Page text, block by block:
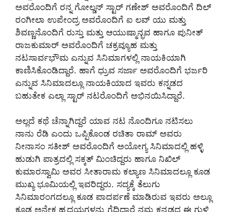
ಅವರೊಂದಿಗೆ ರನ್ನ ಗೋಲ್ಡನ್ ಸ್ಟಾರ್ ಗಣೇಶ್ ಅವರೊಂದಿಗೆ ದಿಲ್
ರಂಗೀಲಾ ಉಪೇಂದ್ರ ಅವರೊಂದಿಗೆ ಐ ಲವ್ ಯು ಮತ್ತು
ಶಿವಣ್ಣನೊಂದಿಗೆ ರುಸ್ತು ಮತ್ತು ಆಯುಷ್ಮಾನ್ಭವ ಹಾಗೂ ಪುನೀತ್
ರಾಜಕುಮಾರ್ ಅವರೊಂದಿಗೆ ಚಕ್ರವ್ಯೂಹ ಮತ್ತು
ನಟಸಾರ್ವಭೌಮ ಎನ್ನುವ ಸಿನಿಮಾಗಳಲ್ಲಿ ನಾಯಕಿಯಾಗಿ
ಕಾಣಿಸಿಕೊಂಡಿದ್ದಾರೆ. ಹಾಗೆ ಧ್ರುವ ಸರ್ಜಾ ಅವರೊಂದಿಗೆ ಭರ್ಜರಿ
ಎನ್ನುವ ಸಿನಿಮಾದಲ್ಲೂ ನಾಯಕಿಯಾದ ಇವರು ಕನ್ನಡದ
ಬಹುತೇಕ ಎಲ್ಲಾ ಸ್ಟಾರ್ ನಟರೊಂದಿಗೆ ಅಭಿನಯಿಸಿದ್ದಾರೆ.
ಅಲ್ಲದೆ ಕಥೆ ಚೆನ್ನಾಗಿದ್ದರೆ ಯಾವ ನಟ ನೊಂದಿಗೂ ನಟಿಸಲು
ನಾನು ರೆಡಿ ಎಂದು ಒಪ್ಪಿಕೊಂಡ ರಚಿತಾ ರಾಮ್ ಅವರು
ನೀನಾಸಂ ಸತೀಶ್ ಅವರೊಂದಿಗೆ ಅಯೋಗ್ಯ ಸಿನಿಮಾದಲ್ಲಿ ಹಳ್ಳಿ
ಹುಡುಗಿ ಪಾತ್ರದಲ್ಲಿ ಸಕ್ಕತ್ ಮಿಂಚಿದ್ದರು ಹಾಗೂ ನಿಖಿಲ್
ಕುಮಾರಸ್ವಾಮಿ ಅವರ ಸೀತಾರಾಮ ಕಲ್ಯಾಣ ಸಿನಿಮಾದಲ್ಲೂ ಕೂಡ
ಮುಖ್ಯ ಭೂಮಿಯಲ್ಲಿ ಇವರಿದ್ದರು. ಸದ್ಯಕ್ಕೆ ತೆಲುಗು
ಸಿನಿಮಾರಂಗದಲ್ಲೂ ಕೂಡ ಪಾದರ್ಪಣೆ ಮಾಡಿರುವ ಇವರು ಅಲ್ಲೂ
ಕೂಡ ಅನೇಕ ಹೃದಯಗಳನ್ನು ಗೆದ್ದಿದ್ದಾರೆ ನಮ್ಮ ಕನ್ನಡದ ಈ ಗುಳಿ